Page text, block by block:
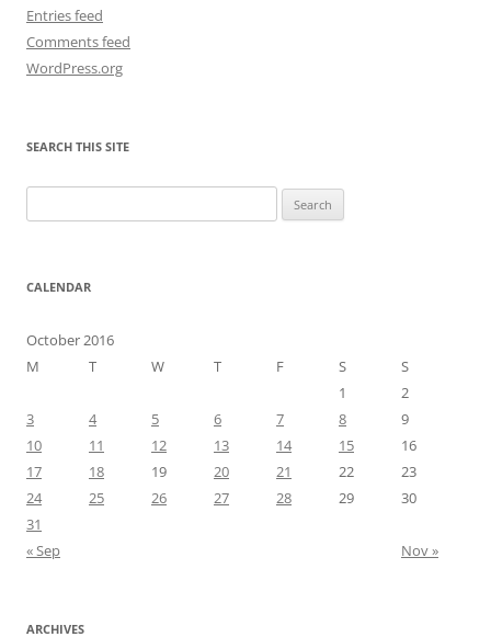
Entries feed
Comments feed
WordPress.org
SEARCH THIS SITE
for:
CALENDAR
October 2016
M
T W T F S
S
1
2
3
4 5 6 7 8
9
10
11 12 13 14 15
16
17
18 19 20 21 22
23
24
25 26 27 28 29
30
31
« Sep
Nov »
ARCHIVES